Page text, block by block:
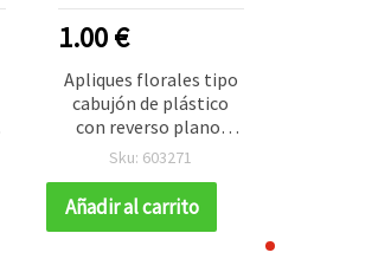
1.00 €
Apliques florales tipo
cabujón de plástico
con reverso plano,
colores surtidos, 2 cm,
Sku: 603271
Añadir al carrito